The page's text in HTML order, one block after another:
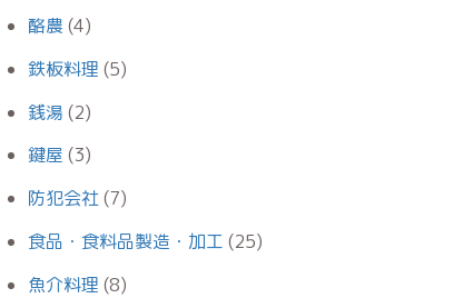
酪農 (4)
鉄板料理 (5)
銭湯 (2)
鍵屋 (3)
防犯会社(7)
食品・食料品製造・加工 (25)
魚介料理 (8)